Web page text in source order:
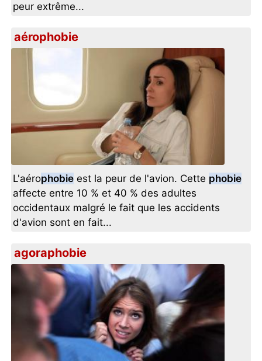
peur extrême...
aérophobie
L'aérophobie est la peur de l'avion. Cette phobie
affecte entre 10 % et 40 % des adultes
occidentaux malgré le fait que les accidents
d'avion sont en fait...
agoraphobie